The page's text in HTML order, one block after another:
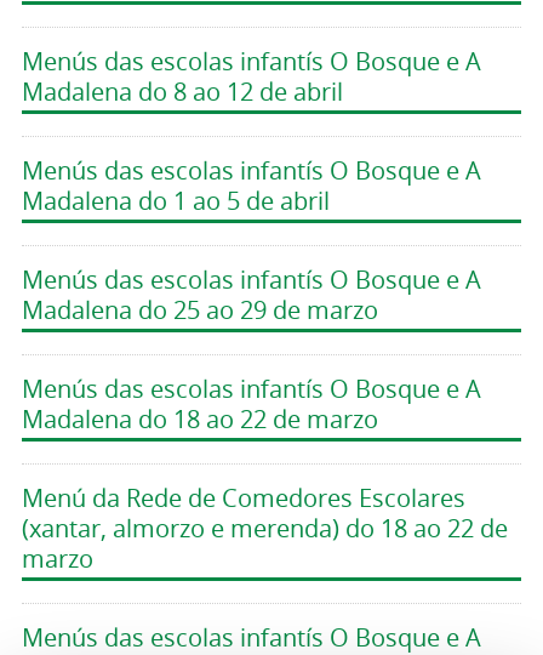
Menús das escolas infantís O Bosque e A
Madalena do 8 ao 12 de abril
Menús das escolas infantís O Bosque e A
Madalena do 1 ao 5 de abril
Menús das escolas infantís O Bosque e A
Madalena do 25 ao 29 de marzo
Menús das escolas infantís O Bosque e A
Madalena do 18 ao 22 de marzo
Menú da Rede de Comedores Escolares
(xantar, almorzo e merenda) do 18 ao 22 de
marzo
Menús das escolas infantís O Bosque e A